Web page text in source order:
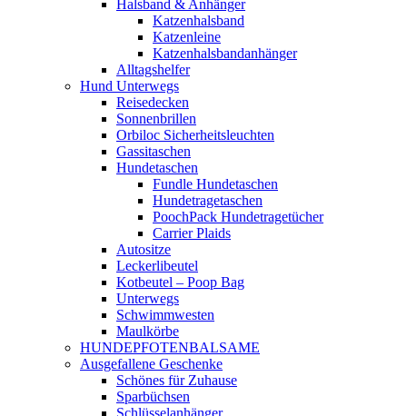
Halsband & Anhänger
Katzenhalsband
Katzenleine
Katzenhalsbandanhänger
Alltagshelfer
Hund Unterwegs
Reisedecken
Sonnenbrillen
Orbiloc Sicherheitsleuchten
Gassitaschen
Hundetaschen
Fundle Hundetaschen
Hundetragetaschen
PoochPack Hundetragetücher
Carrier Plaids
Autositze
Leckerlibeutel
Kotbeutel – Poop Bag
Unterwegs
Schwimmwesten
Maulkörbe
HUNDEPFOTENBALSAME
Ausgefallene Geschenke
Schönes für Zuhause
Sparbüchsen
Schlüsselanhänger